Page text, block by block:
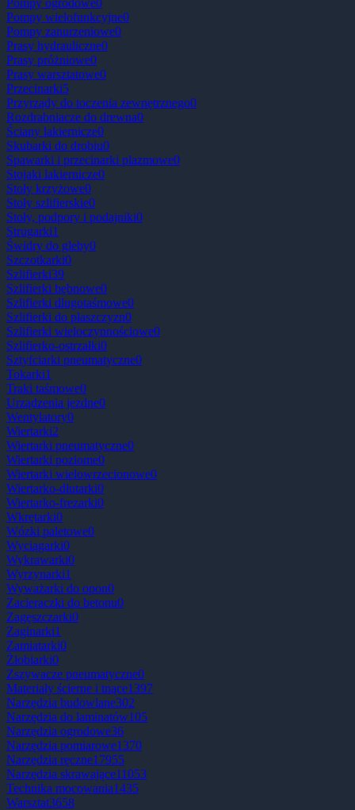
Pompy wielofunkcyjne0
Pompy zanurzeniowe0
Prasy hydrauliczne0
Prasy próżniowe0
Prasy warsztatowe0
Przecinarki5
Przyrządy do toczenia zewnętrznego0
Rozdrabniacze do drewna0
Ściany lakiernicze0
Skubarki do drobiu0
Spawarki i przecinarki plazmowe0
Stojaki lakiernicze0
Stoły krzyżowe0
Stoły szlifierskie0
Stoły, podpory i podajniki0
Strugarki1
Świdry do gleby0
Szczotkarki0
Szlifierki39
Szlifierki bębnowe0
Szlifierki dlugotaśmowe0
Szlifierki do płaszczyzn0
Szlifierki wieloczynnościowe0
Szlifierko-ostrzałki0
Sztyfciarki pneumatyczne0
Tokarki1
Traki taśmowe0
Urządzenia jezdne0
Wentylatory0
Wiertarki2
Wiertarki pneumatyczne0
Wiertarki poziome0
Wiertarki wielowrzecionowe0
Wiertarko-dłutarki0
Wiertarko-frezarki0
Wkrętarki0
Wózki paletowe0
Wyciągarki0
Wykrawarki0
Wyrzynarki1
Wyważarki do opon0
Zacieraczki do betonu0
Zagęszczarki0
Zaginarki1
Zamiatarki0
Żłobiarki0
Zszywacze pneumatyczne0
Materiały ścierne i tnące1397
Narzędzia budowlane302
Narzędzia do laminatów105
Narzędzia ogrodowe36
Narzędzia pomiarowe1370
Narzędzia ręczne17955
Narzędzia skrawające11053
Technika mocowania1435
Warsztat3658